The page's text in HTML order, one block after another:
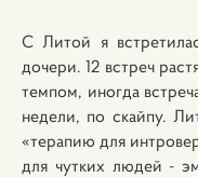
С Литой я
дочери. 12 встреч
темпом, иногда
недели, по скайпу.
«терапию для
для чутких людей -